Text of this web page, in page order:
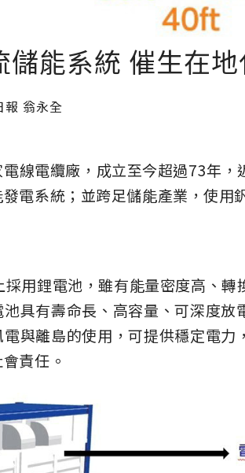
儲能系統 催生在
報 翁永全
線電纜廠，成立至今超過73年
電系統；並跨足儲能產業，使用
用鋰電池，雖有能量密度高、
具有壽命長、高容量、可深度放
與離島的使用，可提供穩定電
責任。